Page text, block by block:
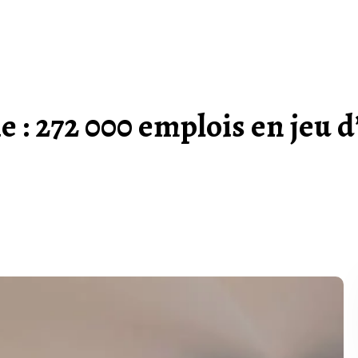
272 000 emplois en jeu